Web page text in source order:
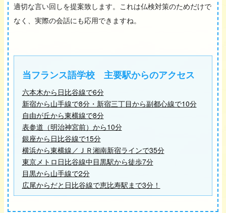
適切な言い回しを提案致します。これは仏検対策のためだけで
なく、実際の会話にも応用できますね。
当フランス語学校 主要駅からのアクセス
六本木から日比谷線で6分
新宿から山手線で8分・新宿三丁目から副都心線で10分
自由が丘から東横線で8分
表参道（明治神宮前）から10分
銀座から日比谷線で15分
横浜から東横線／ＪＲ湘南新宿ラインで35分
東京メトロ日比谷線中目黒駅から徒歩7分
目黒から山手線で2分
広尾からだと日比谷線で恵比寿駅まで3分！